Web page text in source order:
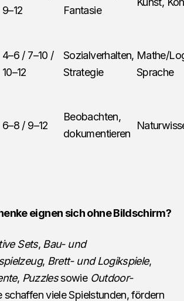
9–12
Fantasie
4–6 / 7–10 /
10–12
Sozialverhalten,
Strategie
Mathe/
Sprache
6–8 / 9–12
Beobachten,
dokumentieren
eignen sich ohne Bildschirm?
Sets, Bau- und
, Brett- und Logikspiele,
, Puzzlessowie Outdoor-
schaffen viele Spielstunden, fördern